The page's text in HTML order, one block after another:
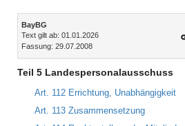
Inhalt
BayBG
Text gilt ab: 01.01.2026
Fassung: 29.07.2008
Teil 5 Landespersonalausschuss
Art. 112 Errichtung, Unabhängigkeit
Art. 113 Zusammensetzung